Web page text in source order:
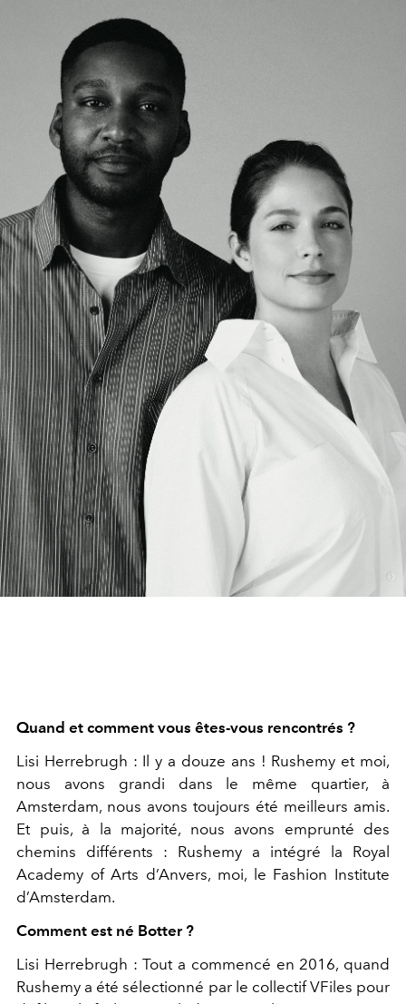
Quand et comment vous êtes-vous rencontrés ?
Lisi Herrebrugh : Il y a douze ans ! Rushemy et moi,
nous avons grandi dans le même quartier, à
Amsterdam, nous avons toujours été meilleurs amis.
Et puis, à la majorité, nous avons emprunté des
chemins différents : Rushemy a intégré la Royal
Academy of Arts d’Anvers, moi, le Fashion Institute
d’Amsterdam.
Comment est né Botter ?
Lisi Herrebrugh : Tout a commencé en 2016, quand
Rushemy a été sélectionné par le collectif VFiles pour